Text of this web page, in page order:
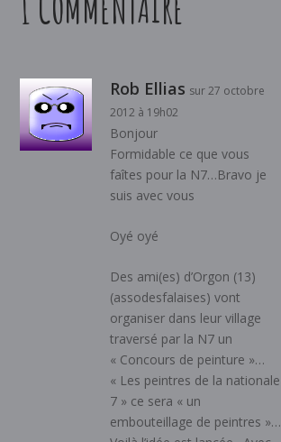
Rob Ellias sur 27 octobre
2012 à 19h02
Bonjour
Formidable ce que vous
faîtes pour la N7…Bravo je
suis avec vous
Oyé oyé
Des ami(es) d’Orgon (13)
(assodesfalaises) vont
organiser dans leur village
traversé par la N7 un
« Concours de peinture »…
« Les peintres de la nationale
7 » ce sera « un
embouteillage de peintres »…